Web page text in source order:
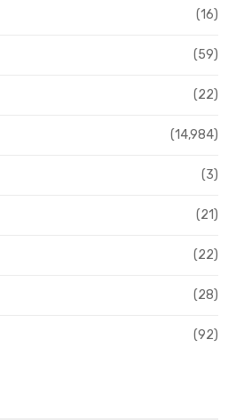
(16)
(59)
(22)
(14,984)
(3)
(21)
(22)
(28)
(92)